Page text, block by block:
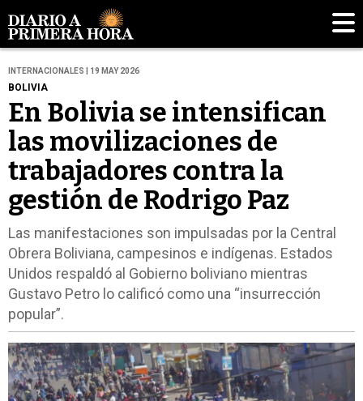
INTERNACIONALES | 19 MAY 2026
BOLIVIA
En Bolivia se intensifican
las movilizaciones de
trabajadores contra la
gestión de Rodrigo Paz
Las manifestaciones son impulsadas por la Central
Obrera Boliviana, campesinos e indígenas. Estados
Unidos respaldó al Gobierno boliviano mientras
Gustavo Petro lo calificó como una “insurrección
popular”.